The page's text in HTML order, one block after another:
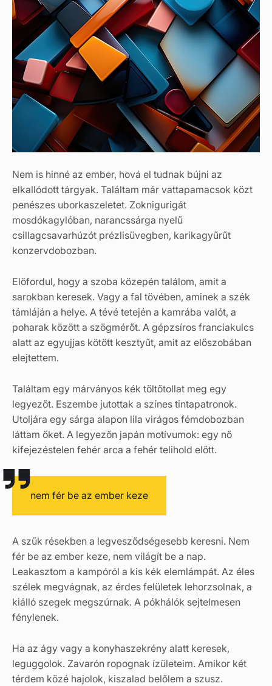
Nem is hinné az ember, hová el tudnak bújni az
elkallódott tárgyak. Találtam már vattapamacsok közt
penészes uborkaszeletet. Zoknigurigát
mosdókagylóban, narancssárga nyelű
csillagcsavarhúzót prézlisüvegben, karikagyűrűt
konzervdobozban.
Előfordul, hogy a szoba közepén találom, amit a
sarokban keresek. Vagy a fal tövében, aminek a szék
támláján a helye. A tévé tetején a kamrába valót, a
poharak között a szögmérőt. A gépzsíros franciakulcs
alatt az egyujjas kötött kesztyűt, amit az előszobában
elejtettem.
Találtam egy márványos kék töltőtollat meg egy
legyezőt. Eszembe jutottak a színes tintapatronok.
Utoljára egy sárga alapon lila virágos fémdobozban
láttam őket. A legyezőn japán motívumok: egy nő
kifejezéstelen fehér arca a fehér telihold előtt.
nem fér be az ember keze
A szűk résekben a legvesződségesebb keresni. Nem
fér be az ember keze, nem világít be a nap.
Leakasztom a kampóról a kis kék elemlámpát. Az éles
szélek megvágnak, az érdes felületek lehorzsolnak, a
kiálló szegek megszúrnak. A pókhálók sejtelmesen
fénylenek.
Ha az ágy vagy a konyhaszekrény alatt keresek,
leguggolok. Zavarón ropognak ízületeim. Amikor két
térdem közé hajolok, kiszalad belőlem a szusz.